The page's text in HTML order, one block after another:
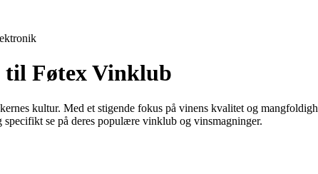
Føtex Vinklub
kultur. Med et stigende fokus på vinens kvalitet og
se på deres populære vinklub og vinsmagninger.